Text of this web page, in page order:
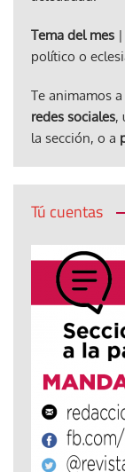
Tema del mes
político o
Te animamos
redes sociales,
la sección, o a
Tú cuentas